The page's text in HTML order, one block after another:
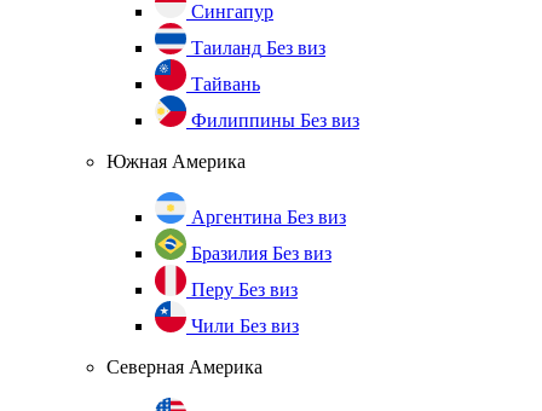
Сингапур
Таиланд Без виз
Тайвань
Филиппины Без виз
Южная Америка
Аргентина Без виз
Бразилия Без виз
Перу Без виз
Чили Без виз
Северная Америка